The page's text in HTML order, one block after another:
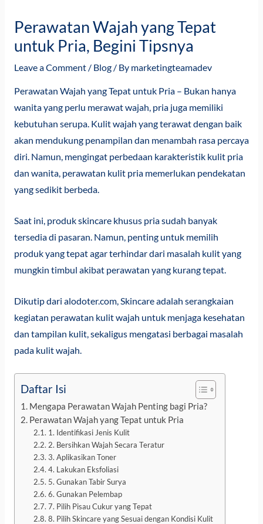
Perawatan Wajah yang Tepat
untuk Pria, Begini Tipsnya
Leave a Comment / Blog/ By marketingteamadev
Perawatan Wajah yang Tepat untuk Pria– Bukan hanya
wanita yang perlu merawat wajah, pria juga memiliki
kebutuhan serupa. Kulit wajah yang terawat dengan baik
akan mendukung penampilan dan menambah rasa percaya
diri. Namun, mengingat perbedaan karakteristik kulit pria
dan wanita, perawatan kulit pria memerlukan pendekatan
yang sedikit berbeda.
Saat ini, produk skincare khusus pria sudah banyak
tersedia di pasaran. Namun, penting untuk memilih
produk yang tepat agar terhindar dari masalah kulit yang
mungkin timbul akibat perawatan yang kurang tepat.
Dikutip dari alodoter.com,Skincareadalah serangkaian
kegiatan perawatan kulit wajah untuk menjaga kesehatan
dan tampilan kulit, sekaligus mengatasi berbagai masalah
pada kulit wajah.
Daftar Isi
Mengapa Perawatan Wajah Penting bagi Pria?
Perawatan Wajah yang Tepat untuk Pria
1. Identifikasi Jenis Kulit
2. Bersihkan Wajah Secara Teratur
3. Aplikasikan Toner
4. Lakukan Eksfoliasi
5. Gunakan Tabir Surya
6. Gunakan Pelembap
7. Pilih Pisau Cukur yang Tepat
8. Pilih Skincare yang Sesuai dengan Kondisi Kulit